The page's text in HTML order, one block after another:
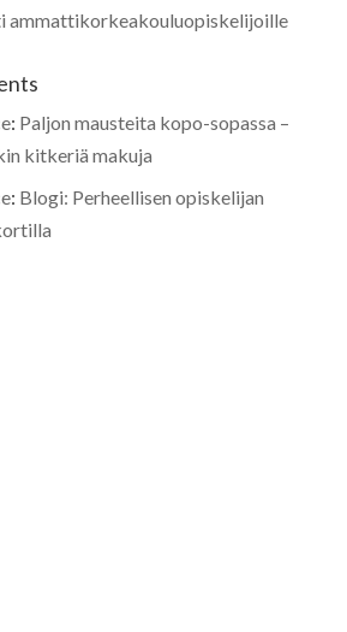
ammattikorkeakouluopiskelijoille
: Paljon mausteita kopo-sopassa –
kitkeriä makuja
: Blogi: Perheellisen opiskelijan